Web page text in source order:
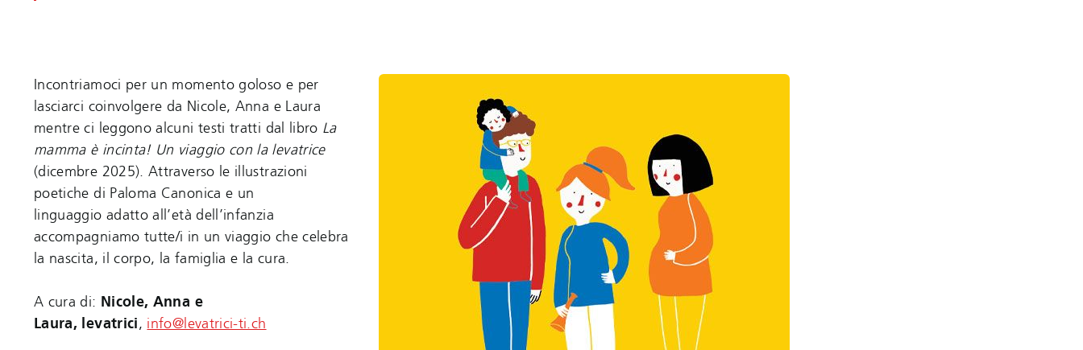
Incontriamoci per un momento goloso e per
lasciarci coinvolgere da Nicole, Anna e Laura
mentre ci leggono alcuni testi tratti dal libro La
mamma è incinta! Un viaggio con la levatrice
(dicembre 2025). Attraverso le illustrazioni
poetiche di Paloma Canonica e un
linguaggio adatto all’età dell’infanzia
accompagniamo tutte/i in un viaggio che celebra
la nascita, il corpo, la famiglia e la cura.
A cura di: Nicole, Anna e
Laura, levatrici, info@levatrici-ti.ch